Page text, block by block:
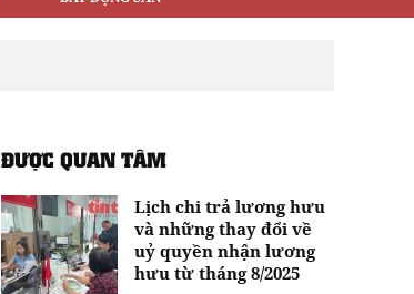
ĐƯỢC QUAN TÂM
Lịch chi trả lương hưu
và những thay đổi về
uỷ quyền nhận lương
hưu từ tháng 8/2025